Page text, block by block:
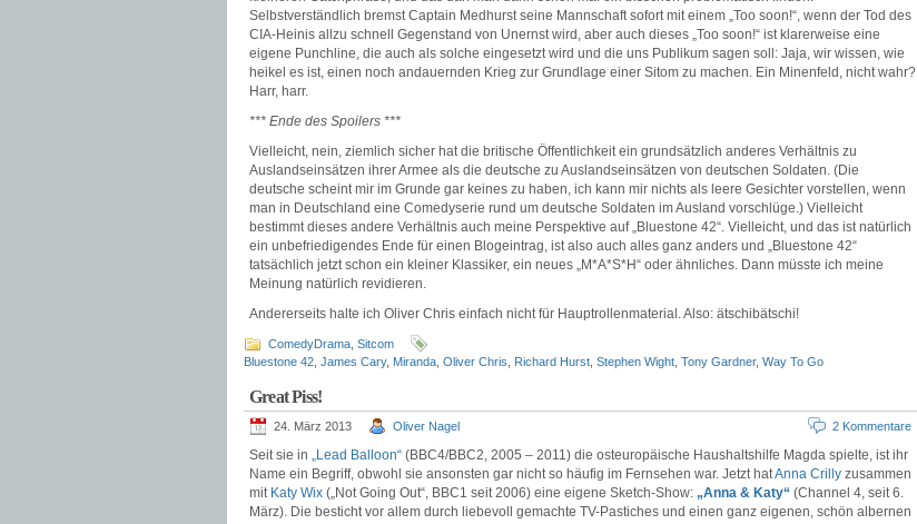
Selbstverständlich bremst Captain Medhurst seine Mannschaft sofort mit einem „Too soon!“, wenn der Tod des
CIA-Heinis allzu schnell Gegenstand von Unernst wird, aber auch dieses „Too soon!“ ist klarerweise eine
eigene Punchline, die auch als solche eingesetzt wird und die uns Publikum sagen soll: Jaja, wir wissen, wie
heikel es ist, einen noch andauernden Krieg zur Grundlage einer Sitom zu machen. Ein Minenfeld, nicht wahr?
Harr, harr.
*** Ende des Spoilers ***
Vielleicht, nein, ziemlich sicher hat die britische Öffentlichkeit ein grundsätzlich anderes Verhältnis zu
Auslandseinsätzen ihrer Armee als die deutsche zu Auslandseinsätzen von deutschen Soldaten. (Die
deutsche scheint mir im Grunde gar keines zu haben, ich kann mir nichts als leere Gesichter vorstellen, wenn
man in Deutschland eine Comedyserie rund um deutsche Soldaten im Ausland vorschlüge.) Vielleicht
bestimmt dieses andere Verhältnis auch meine Perspektive auf „Bluestone 42“. Vielleicht, und das ist natürlich
ein unbefriedigendes Ende für einen Blogeintrag, ist also auch alles ganz anders und „Bluestone 42“
tatsächlich jetzt schon ein kleiner Klassiker, ein neues „M*A*S*H“ oder ähnliches. Dann müsste ich meine
Meinung natürlich revidieren.
Andererseits halte ich Oliver Chris einfach nicht für Hauptrollenmaterial. Also: ätschibätschi!
ComedyDrama Sitcom
Bluestone 42 James Cary, Miranda Oliver Chris Richard Hurst Stephen Wight Tony Gardner, Way To Go
Great Piss!
24. März 2013 Oliver Nagel 2 Kommentare
Seit sie in „Lead Balloon“ (BBC4/BBC2, 2005 – 2011) die osteuropäische Haushaltshilfe Magda spielte, ist ihr
Name ein Begriff, obwohl sie ansonsten gar nicht so häufig im Fernsehen war. Jetzt hatAnna Crilly zusammen
mit Katy Wix („Not Going Out“, BBC1 seit 2006) eine eigene Sketch-Show: „Anna & Katy“ (Channel 4, seit 6.
März). Die besticht vor allem durch liebevoll gemachte TV-Pastiches und einen ganz eigenen, schön albernen